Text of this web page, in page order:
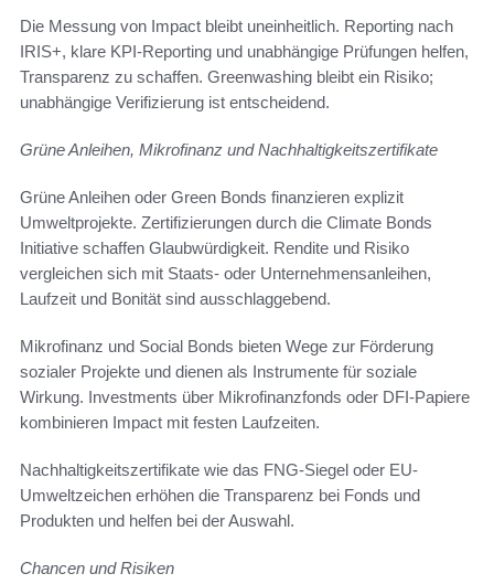
Die Messung von Impact bleibt uneinheitlich. Reporting nach
IRIS+, klare KPI-Reporting und unabhängige Prüfungen helfen,
Transparenz zu schaffen. Greenwashing bleibt ein Risiko;
unabhängige Verifizierung ist entscheidend.
Grüne Anleihen, Mikrofinanz und Nachhaltigkeitszertifikate
Grüne Anleihen oder Green Bonds finanzieren explizit
Umweltprojekte. Zertifizierungen durch die Climate Bonds
Initiative schaffen Glaubwürdigkeit. Rendite und Risiko
vergleichen sich mit Staats- oder Unternehmensanleihen,
Laufzeit und Bonität sind ausschlaggebend.
Mikrofinanz und Social Bonds bieten Wege zur Förderung
sozialer Projekte und dienen als Instrumente für soziale
Wirkung. Investments über Mikrofinanzfonds oder DFI-Papiere
kombinieren Impact mit festen Laufzeiten.
Nachhaltigkeitszertifikate wie das FNG-Siegel oder EU-
Umweltzeichen erhöhen die Transparenz bei Fonds und
Produkten und helfen bei der Auswahl.
Chancen und Risiken